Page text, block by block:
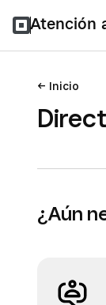
Atención
Inicio
¿Aún